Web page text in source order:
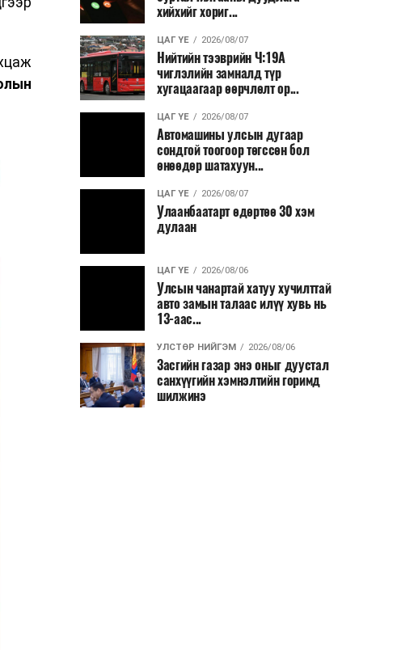
хийхийг хориг...
ЦАГ ҮЕ 2026/08/07
Нийтийн тээврийн Ч:19А
чиглэлийн замналд түр
хугацаагаар өөрчлөлт ор...
ЦАГ ҮЕ 2026/08/07
Автомашины улсын дугаар
сондгой тоогоор төгссөн бол
өнөөдөр шатахуун...
ЦАГ ҮЕ 2026/08/07
Улаанбаатарт өдөртөө 30 хэм
дулаан
ЦАГ ҮЕ 2026/08/06
Улсын чанартай хатуу хучилттай
авто замын талаас илүү хувь нь
13-аас...
УЛСТӨР НИЙГЭМ 2026/08/06
Засгийн газар энэ оныг дуустал
санхүүгийн хэмнэлтийн горимд
шилжинэ